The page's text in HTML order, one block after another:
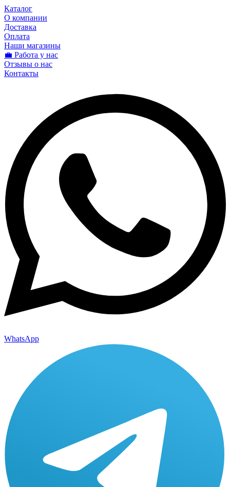
Каталог
О компании
Доставка
Оплата
Наши магазины
💼 Работа у нас
Отзывы о нас
Контакты
WhatsApp